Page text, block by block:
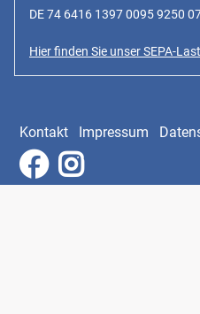
DE 74 6416 1397 0095 9250
Hier finden Sie unser SEPA-
Kontakt Impressum